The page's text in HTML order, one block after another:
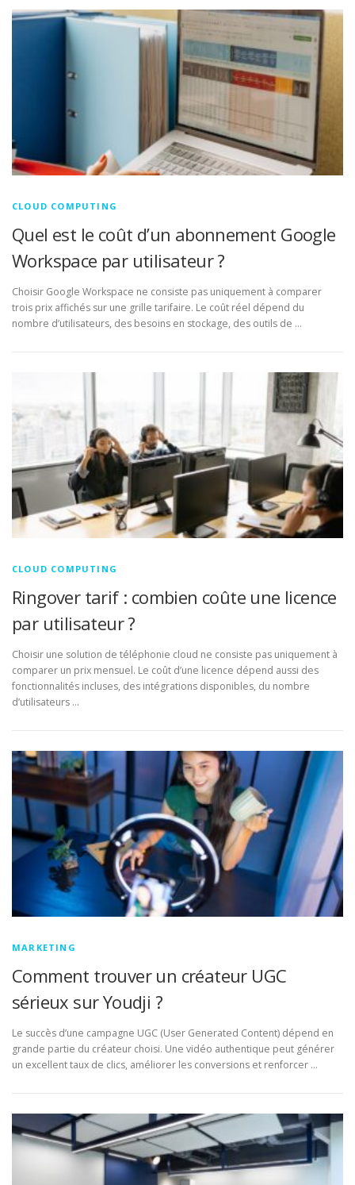
CLOUD COMPUTING
Quel est le coût d’un abonnement Google
Workspace par utilisateur ?
Choisir Google Workspace ne consiste pas uniquement à comparer
trois prix affichés sur une grille tarifaire. Le coût réel dépend du
nombre d’utilisateurs, des besoins en stockage, des outils de …
CLOUD COMPUTING
Ringover tarif : combien coûte une licence
par utilisateur ?
Choisir une solution de téléphonie cloud ne consiste pas uniquement à
comparer un prix mensuel. Le coût d’une licence dépend aussi des
fonctionnalités incluses, des intégrations disponibles, du nombre
d’utilisateurs …
MARKETING
Comment trouver un créateur UGC
sérieux sur Youdji ?
Le succès d’une campagne UGC (User Generated Content) dépend en
grande partie du créateur choisi. Une vidéo authentique peut générer
un excellent taux de clics, améliorer les conversions et renforcer …